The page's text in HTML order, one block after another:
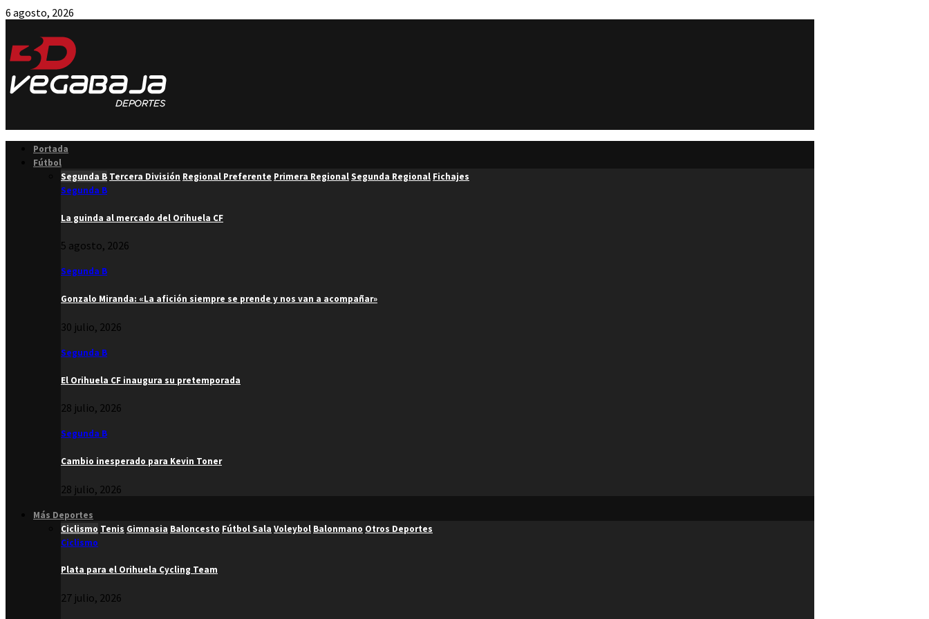
6 agosto, 2026
Portada
Fútbol
Segunda B Tercera División Regional Preferente Primera RegionalSegunda Regional Fichajes
Segunda B
La guinda al mercado del Orihuela CF
5 agosto, 2026
Segunda B
Gonzalo Miranda: «La afición siempre se prende y nos van a acompañar»
30 julio, 2026
Segunda B
El Orihuela CF inaugura su pretemporada
28 julio, 2026
Segunda B
Cambio inesperado para Kevin Toner
28 julio, 2026
Más Deportes
Ciclismo Tenis Gimnasia Baloncesto Fútbol Sala Voleybol Balonmano Otros Deportes
Ciclismo
Plata para el Orihuela Cycling Team
27 julio, 2026